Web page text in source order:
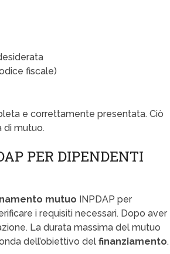
fiscale)
e correttamente presentata. Ciò
di mutuo.
PER DIPENDENTI
mutuo INPDAP per
i requisiti necessari. Dopo aver
La durata massima del mutuo
dell’obiettivo del finanziamento.